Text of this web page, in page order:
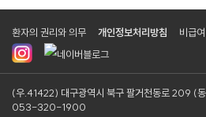
환자의 권리와 의무 개인정보처리방침 비급
(우.41422) 대구광역시 북구 팔거천동로 209 (
053-320-1900